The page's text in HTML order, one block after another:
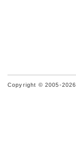
Copyright © 2005-2026